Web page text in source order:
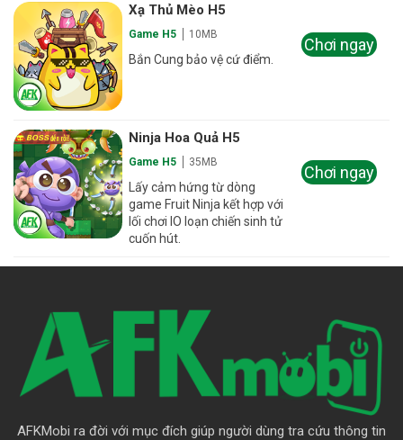
Xạ Thủ Mèo H5
Game H5 10MB
Bắn Cung bảo vệ cứ điểm.
Chơi ngay
Ninja Hoa Quả H5
Game H5 35MB
Lấy cảm hứng từ dòng
game Fruit Ninja kết hợp với
lối chơi IO loạn chiến sinh tử
cuốn hút.
Chơi ngay
AFKMobi ra đời với mục đích giúp người dùng tra cứu thông tin